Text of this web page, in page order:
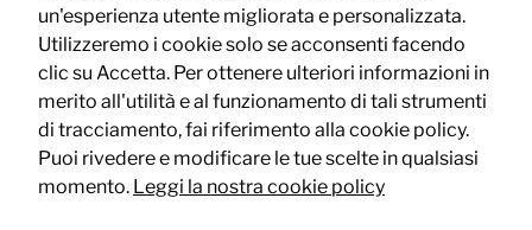
Follow Us
un'esperienza utente migliorata e personalizzata.
Utilizzeremo i cookie solo se acconsenti facendo
clic su Accetta. Per ottenere ulteriori informazioni in
merito all'utilità e al funzionamento di tali strumenti
di tracciamento, fai riferimento alla cookie policy.
Puoi rivedere e modificare le tue scelte in qualsiasi
momento. Leggi la nostra cookie policy